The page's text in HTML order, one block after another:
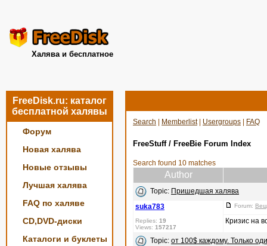
Халява и бесплатное
FreeDisk.ru: каталог
бесплатной халявы
Форум
Новая халява
Новые отзывы
Лучшая халява
FAQ по халяве
CD,DVD-диски
Каталоги и буклеты
Search Memberlist| Usergroups FAQ
FreeStuff / FreeBie Forum Index
Search found 10 matches
Author
Topic: Пришедшая халява
suka783
Replies: 19
Views: 157217
Forum:
Кризис на
Topic: от 100$ каждому. Только